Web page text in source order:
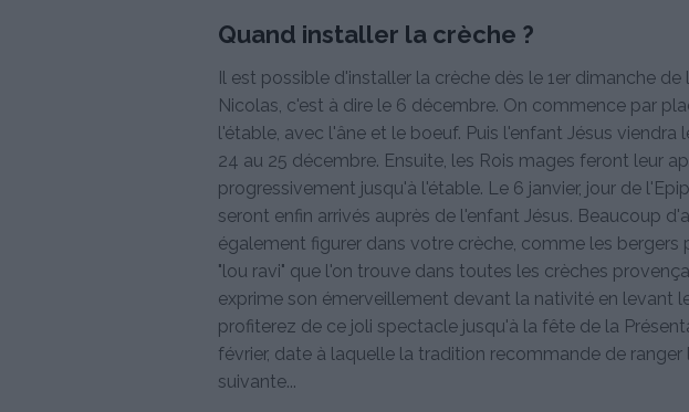
Quand installer la crèche ?
Il est possible d'installer la crèche dès le 1er dimanche de
Nicolas, c'est à dire le 6 décembre. On commence par
l'étable, avec l'âne et le boeuf. Puis l'enfant Jésus viendra
24 au 25 décembre. Ensuite, les Rois mages feront leur
progressivement jusqu'à l'étable. Le 6 janvier, jour de
seront enfin arrivés auprès de l'enfant Jésus. Beaucoup
également figurer dans votre crèche, comme les bergers
"lou ravi" que l'on trouve dans toutes les crèches
exprime son émerveillement devant la nativité en levant
profiterez de ce joli spectacle jusqu'à la fête de la
février, date à laquelle la tradition recommande de ranger
suivante...